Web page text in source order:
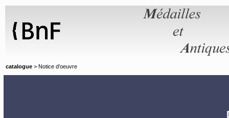
catalogue > Notice d'oeuvre